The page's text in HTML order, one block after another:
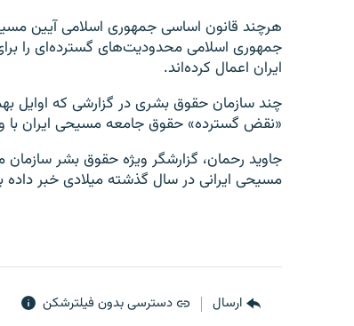
هرچند قانون اساسی جمهوری اسلامی آیین
جمهوری اسلامی محدودیت‌های گسترده‌ای را
ایران اعمال کرده‌اند.
«نقض گسترده» حقوق جامعه مسیحی ایران با
مسیحی ایرانی در سال گذشته میلادی خبر داده
ارسال دسترسی بدون فیلترشکن